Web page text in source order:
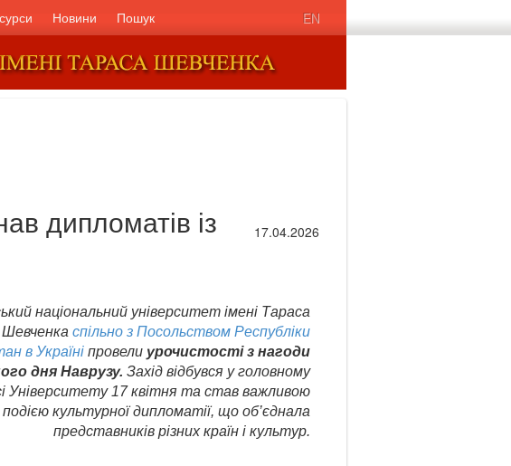
Новини Пошук EN
дипломатів із 17.04.2026
національний університет імені Тараса
Шевченка спільно з Посольством Республіки
в Україні провели урочистості з нагоди
дня Наврузу. Захід відбувся у головному
Університету 17 квітня та став важливою
подією культурної дипломатії, що об’єднала
представників різних країн і культур.